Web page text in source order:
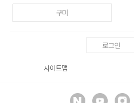
구미
로그인
사이트맵